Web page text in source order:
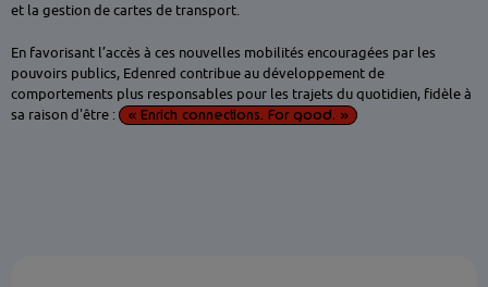
et la gestion de cartes de transport.
En favorisant l’accès à ces nouvelles mobilités encouragées par les
pouvoirs publics, Edenred contribue au développement de
comportements plus responsables pour les trajets du quotidien, fidèle à
sa raison d'être :
« Enrich connections. For good. »